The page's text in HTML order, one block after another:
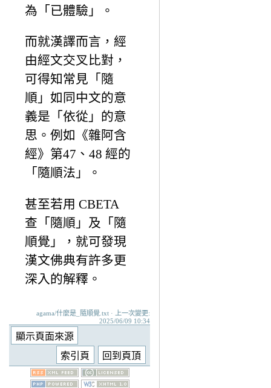
為「已體驗」。
而就漢譯而言，經
由經文交叉比對，
可得知常見「隨
順」如同中文的意
義是「依從」的意
思。例如《雜阿含
經》第47、48 經的
「隨順法」。
甚至若用 CBETA
查「隨順」及「隨
順覺」，就可發現
漢文佛典有許多更
深入的解釋。
agama/什麼是_隨順覺.txt · 上一次變更:
2025/06/09 10:34